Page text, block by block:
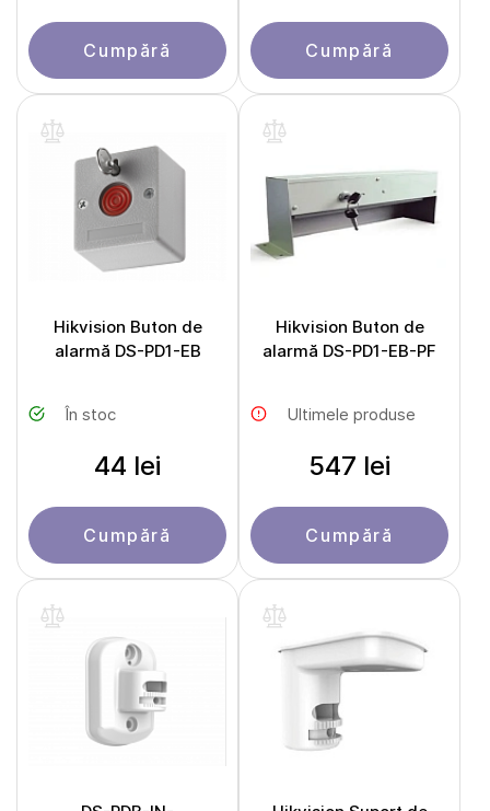
Cumpără Cumpără
Hikvision Buton de
alarmă DS-PD1-EB
În stoc
44 lei
Cumpără
Hikvision Buton de
alarmă DS-PD1-EB-PF
Ultimele produse
547 lei
Cumpără